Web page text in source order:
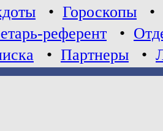
• Гороскопы •
референт •
• Партнеры •